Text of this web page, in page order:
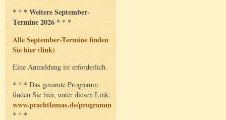
* * * Weitere September-
Termine 2026 * * *
Alle September-Termine finden
Sie hier (link)
Eine Anmeldung ist erforderlich.
* * * Das gesamte Programm
finden Sie hier, unter diesen Link:
www.prachtlamas.de/programm
* * *